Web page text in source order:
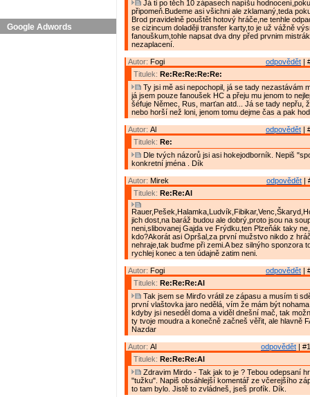
Google Adwords
Já ti po těch 10 zápasech napíšu
připomeň.Budeme asi všichni ale zklamaný,teda
Brod pravidelně pouštět hotový hráče,ne tenhle
se cizincum dolaději transfer karty,to je už vážně
fanouškum,tohle napsat dva dny před prvnim
nezaplacení.
odpovědět |
Autor: Fogi
Titulek: Re:Re:Re:Re:Re:
Ty jsi mě asi nepochopil, já se tady nezastávám
já jsem pouze fanoušek HC a přeju mu jenom to
šéfuje Němec, Rus, marťan atd... Já se tady nepřu,
nebo horší než loni, jenom tomu dejme čas a pak
odpovědět |
Autor: Al
Titulek: Re:
Dle tvých názorů jsi asi hokejodborník. Nepiš
konkretní jména . Dík
odpovědět |
Autor: Mirek
Titulek: Re:Re:Al
jich dost,na baráž budou ale dobrý,proto jsou na
neni,slibovanej Gajda ve Frýdku,ten Plzeňák taky
kdo?Akorát asi Opršal,za první mužstvo nikdo z
nehraje,tak buďme při zemi.A bez silnýho sponzora
rychlej konec a ten údajně zatim neni.
odpovědět |
Autor: Fogi
Titulek: Re:Re:Re:Al
Tak jsem se Mirďo vrátil ze zápasu a musím ti
první vlaštovka jaro nedělá, vím že mám být
kdyby jsi neseděl doma a viděl dnešní mač, tak
ty tvoje moudra a konečně začneš věřit, ale hlavně
Nazdar
odpovědět |
Autor: Al
Titulek: Re:Re:Re:Al
Zdravim Mirdo - Tak jak to je ? Tebou odepsaní
"tužku". Napiš obsáhlejší komentář ze včerejšího
to tam bylo. Jistě to zvládneš, jseš profík. Dík.